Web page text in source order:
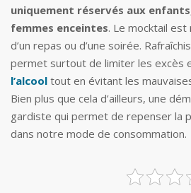
uniquement réservés aux
femmes enceintes. Le mocktail
d’un repas ou d’une soirée.
permet surtout de limiter les excès
l’alcool tout en évitant les
Bien plus que cela d’ailleurs, une
gardiste qui permet de repenser la
dans notre mode de consommation.